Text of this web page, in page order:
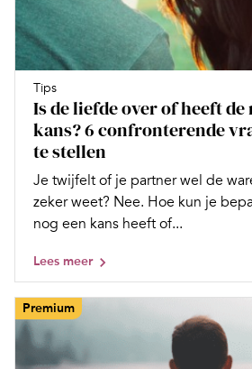
Tips
Is de liefde over of heeft
kans? 6 confronterende
te stellen
Je twijfelt of je partner wel de
zeker weet? Nee. Hoe kun je
nog een kans heeft of...
Lees meer
Premium